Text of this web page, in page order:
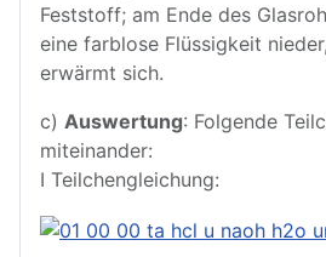
Feststoff; am Ende des
eine farblose Flüssigkeit
erwärmt sich.
c) Auswertung: Folgende
miteinander:
I Teilchengleichung: